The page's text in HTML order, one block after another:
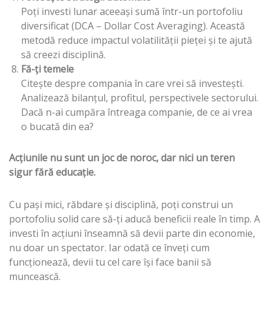
Poți investi lunar aceeași sumă într-un portofoliu
diversificat (DCA – Dollar Cost Averaging). Această
metodă reduce impactul volatilității pieței și te ajută
să creezi disciplină.
Fă-ți temele
Citește despre compania în care vrei să investești.
Analizează bilanțul, profitul, perspectivele sectorului.
Dacă n-ai cumpăra întreaga companie, de ce ai vrea
o bucată din ea?
Acțiunile nu sunt un joc de noroc, dar nici un teren
sigur fără educație.
Cu pași mici, răbdare și disciplină, poți construi un
portofoliu solid care să-ți aducă beneficii reale în timp. A
investi în acțiuni înseamnă să devii parte din economie,
nu doar un spectator. Iar odată ce înveți cum
funcționează, devii tu cel care își face banii să
muncească.